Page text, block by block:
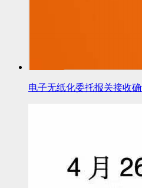
电子无纸化委托报关接收